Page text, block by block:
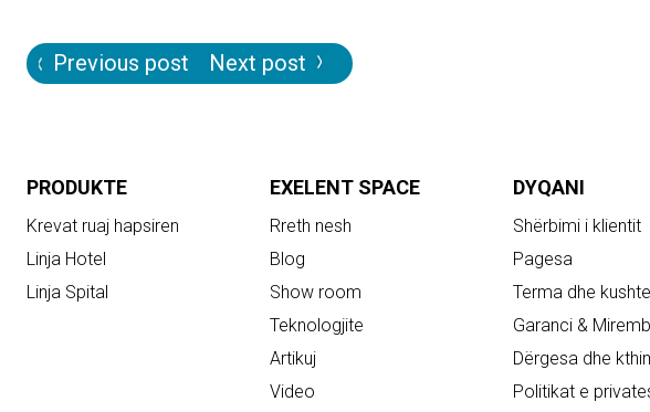
Post
Previous post
Next post
PRODUKTE
Krevat ruaj hapsiren
Linja Hotel
Linja Spital
EXELENT SPACE
Rreth nesh
Blog
Show room
Teknologjite
Artikuj
Video
DYQANI
Shërbimi i klientit
Pagesa
Terma dhe kushte
Garanci &
Dërgesa dhe
Politikat e